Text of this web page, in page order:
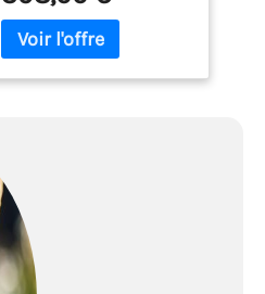
travaux manuels Réglage
facile de la chaîne grâce